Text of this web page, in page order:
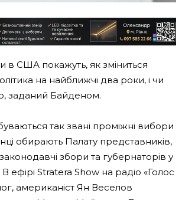
в США покажуть, як зміниться
на найближчі два роки, і чи
заданий Байденом.
так звані проміжні вибори
обирають Палату представників,
збори та губернаторів у
ефірі Stratera Show на радіо «Голос
американіст Ян Веселов